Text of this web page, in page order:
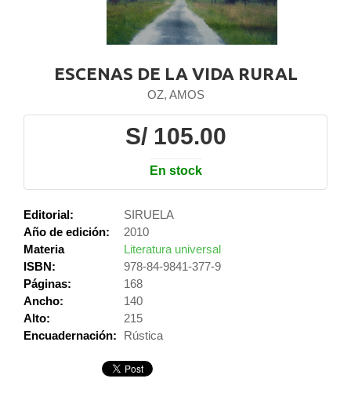
ESCENAS DE LA VIDA RURAL
OZ, AMOS
S/ 105.00
En stock
Editorial:
SIRUELA
Año de edición:
2010
Materia
Literatura universal
ISBN:
978-84-9841-377-9
Páginas:
168
Ancho:
140
Alto:
215
Encuadernación:
Rústica